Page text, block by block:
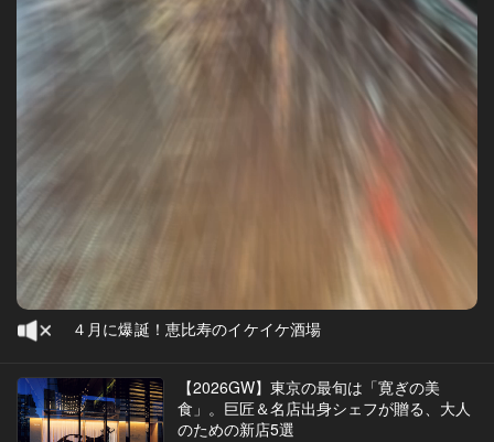
４月に爆誕！恵比寿のイケイケ酒場
【2026GW】東京の最旬は「寛ぎの美
食」。巨匠＆名店出身シェフが贈る、大人
のための新店5選